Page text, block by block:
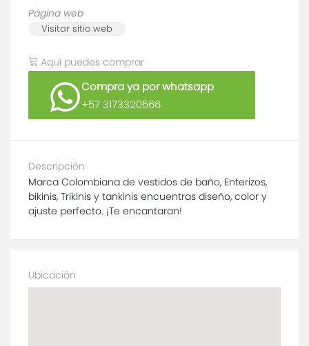
Página web
Visitar sitio web
Aquí puedes comprar
Compra ya por whatsapp
+57 3173320566
Descripción
Marca Colombiana de vestidos de baño, Enterizos,
bikinis, Trikinis y tankinis encuentras diseño, color y
ajuste perfecto. ¡Te encantaran!
Ubicación